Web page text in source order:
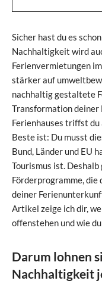
Sicher hast du es
Nachhaltigkeit wird
Ferienvermietungen
stärker auf
nachhaltig gestaltete
Transformation deiner
Ferienhauses triffst du
Beste ist: Du musst
Bund, Länder und EU
Tourismus ist.
Förderprogramme,
deiner
Artikel zeige ich dir,
offenstehen und wie
Darum lohnen
Nachhaltigkeit